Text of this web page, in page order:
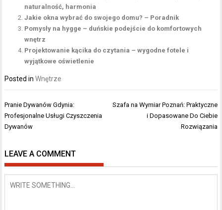
naturalność, harmonia
Jakie okna wybrać do swojego domu? – Poradnik
Pomysły na hygge – duńskie podejście do komfortowych
wnętrz
Projektowanie kącika do czytania – wygodne fotele i
wyjątkowe oświetlenie
Posted inWnętrze
Nawigacja
wpisu
Pranie Dywanów Gdynia:
Profesjonalne Usługi Czyszczenia
Dywanów
Szafa na Wymiar Poznań: Praktyczne
i Dopasowane Do Ciebie
Rozwiązania
LEAVE A COMMENT